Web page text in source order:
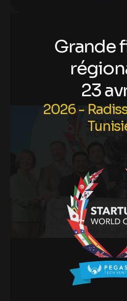
Grandef
région
23av
2026- Radis
Tunisi